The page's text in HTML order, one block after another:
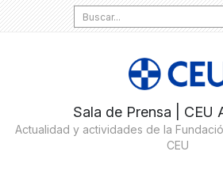
Search
for: